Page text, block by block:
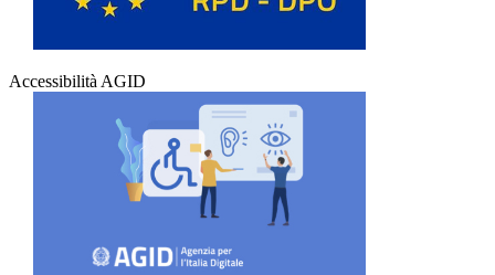
Accessibilità AGID